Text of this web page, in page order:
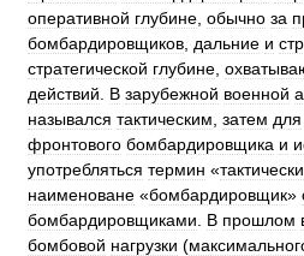
оперативной глубине обычно за
бомбардировщиков дальние и
стратегической глубине
действий
В зарубежной военной
назывался тактическим затем для
фронтового бомбардировщика и
употребляться термин «
наименоване «бомбардировщик»
бомбардировщиками
В прошлом
бомбовой нагрузки (